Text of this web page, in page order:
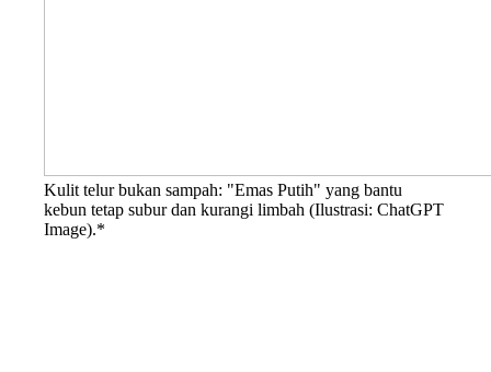
Kulit telur bukan sampah: "Emas Putih" yang bantu
kebun tetap subur dan kurangi limbah (Ilustrasi: ChatGPT
Image).*